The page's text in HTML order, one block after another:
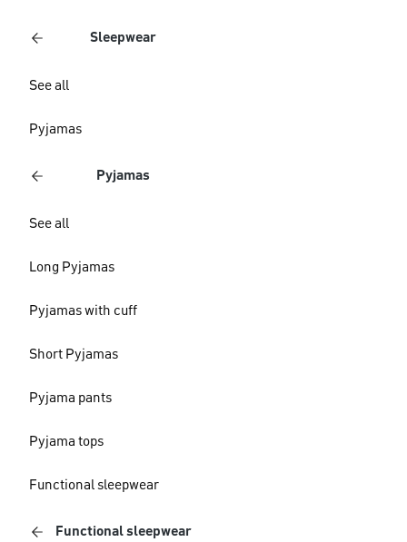
Sleepwear
See all
Pyjamas
Pyjamas
See all
Long Pyjamas
Pyjamas with cuff
Short Pyjamas
Pyjama pants
Pyjama tops
Functional sleepwear
Functional sleepwear